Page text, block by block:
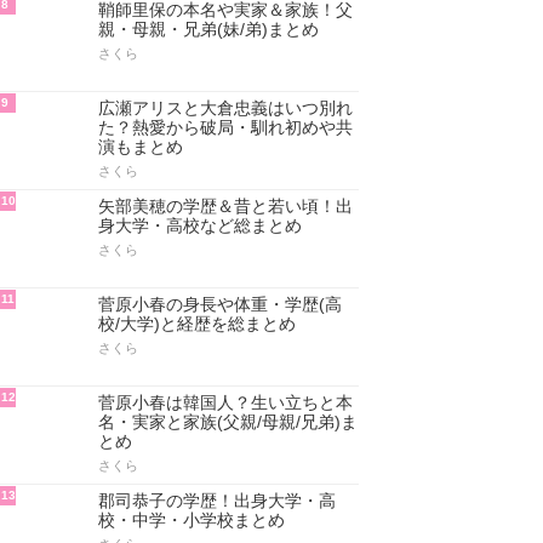
8
鞘師里保の本名や実家＆家族！父
親・母親・兄弟(妹/弟)まとめ
さくら
9
広瀬アリスと大倉忠義はいつ別れ
た？熱愛から破局・馴れ初めや共
演もまとめ
さくら
10
矢部美穂の学歴＆昔と若い頃！出
身大学・高校など総まとめ
さくら
11
菅原小春の身長や体重・学歴(高
校/大学)と経歴を総まとめ
さくら
12
菅原小春は韓国人？生い立ちと本
名・実家と家族(父親/母親/兄弟)ま
とめ
さくら
13
郡司恭子の学歴！出身大学・高
校・中学・小学校まとめ